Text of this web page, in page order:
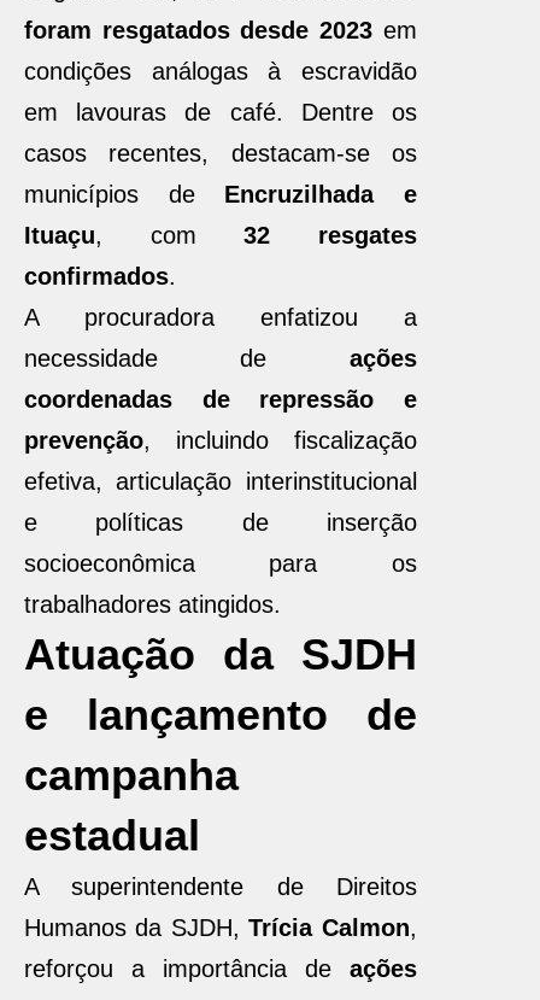
foram resgatados desde 2023 em
condições análogas à escravidão
em lavouras de café. Dentre os
casos recentes, destacam-se os
municípios de Encruzilhada e
Ituaçu, com32 resgates
confirmados.
A procuradora enfatizou a
necessidade de ações
coordenadas de repressão e
prevenção, incluindo fiscalização
efetiva, articulação interinstitucional
e políticas de inserção
socioeconômica para os
trabalhadores atingidos.
Atuação da SJDH
e lançamento de
campanha
estadual
A superintendente de Direitos
Humanos da SJDH,Trícia Calmon,
reforçou a importância de ações